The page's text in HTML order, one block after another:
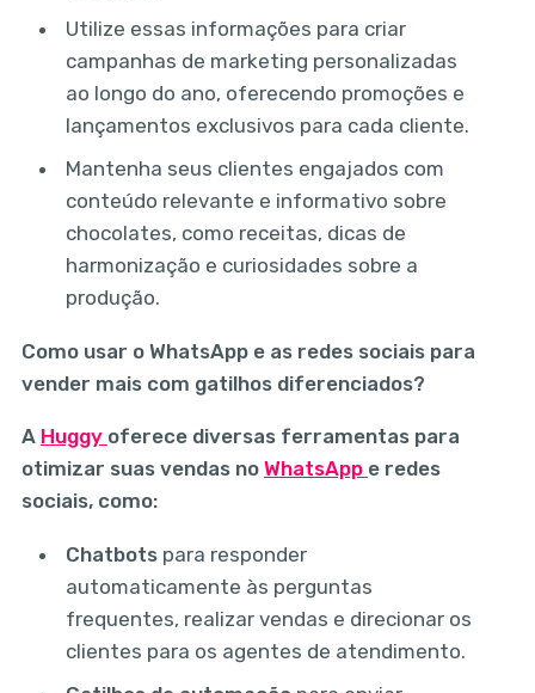
Utilize essas informações para criar
campanhas de marketing personalizadas
ao longo do ano, oferecendo promoções e
lançamentos exclusivos para cada cliente.
Mantenha seus clientes engajados com
conteúdo relevante e informativo sobre
chocolates, como receitas, dicas de
harmonização e curiosidades sobre a
produção.
Como usar o WhatsApp e as redes sociais para
vender mais com gatilhos diferenciados?
A Huggy oferece diversas ferramentas para
otimizar suas vendas no WhatsApp e redes
sociais, como:
Chatbots para responder
automaticamente às perguntas
frequentes, realizar vendas e direcionar os
clientes para os agentes de atendimento.